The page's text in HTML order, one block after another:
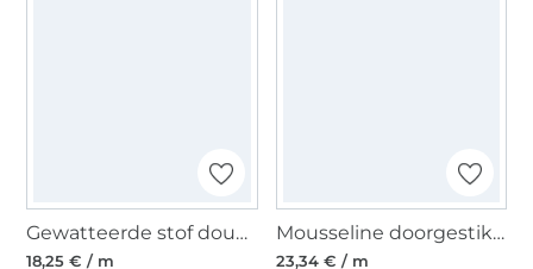
Gewatteerde stof doubleface Enjoy Copper Coast Vintage Flowers, cognac
18,25 € / m
Mousseline doorgestikte stof , licht olijfgroen
23,34 € / m